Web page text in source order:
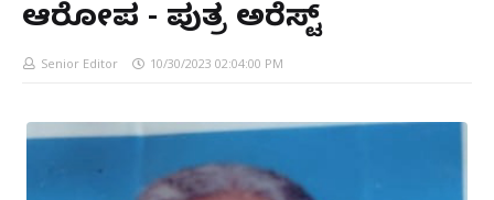
ಆರೋಪ - ಪುತ್ರ ಅರೆಸ್ಟ್
Senior Editor 10/30/2023 02:04:00 PM